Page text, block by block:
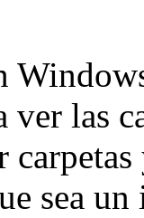
ver las
sea